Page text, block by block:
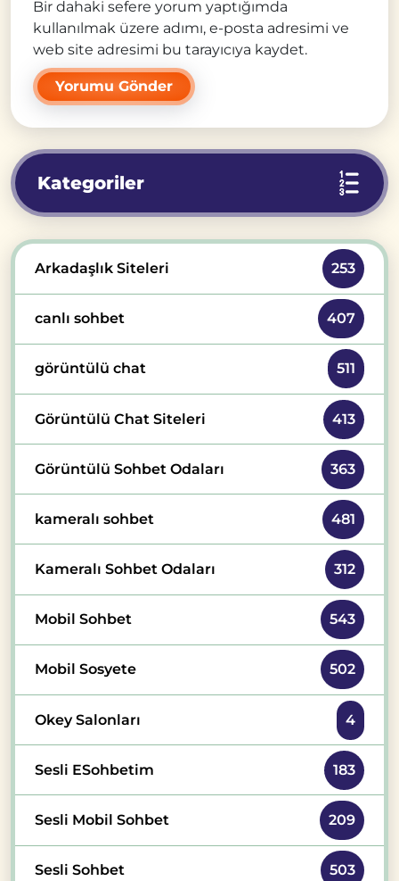
Bir dahaki sefere yorum yaptığımda
kullanılmak üzere adımı, e-posta adresimi ve
web site adresimi bu tarayıcıya kaydet.
Kategoriler
Arkadaşlık Siteleri 253
canlı sohbet 407
görüntülü chat 511
Görüntülü Chat Siteleri 413
Görüntülü Sohbet Odaları 363
kameralı sohbet 481
Kameralı Sohbet Odaları 312
Mobil Sohbet 543
Mobil Sosyete 502
Okey Salonları 4
Sesli ESohbetim 183
Sesli Mobil Sohbet 209
Sesli Sohbet 503